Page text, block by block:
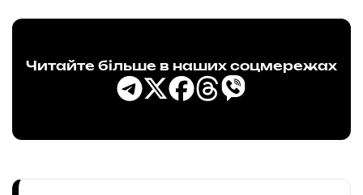
Читайте більше в наших соцмережах